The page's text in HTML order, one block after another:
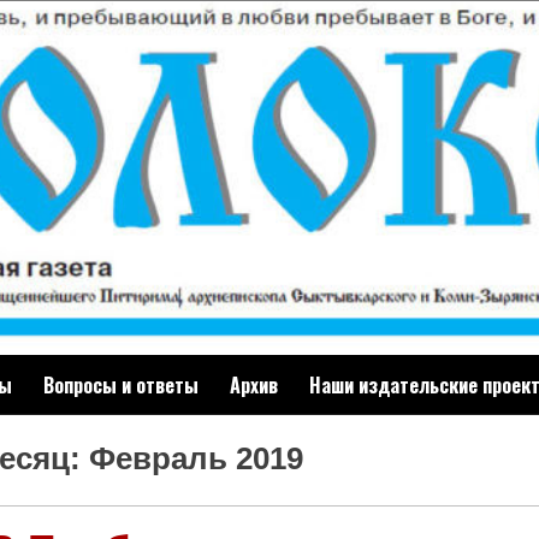
Вопросы и ответы Архив Наши издательские
Февраль 2019